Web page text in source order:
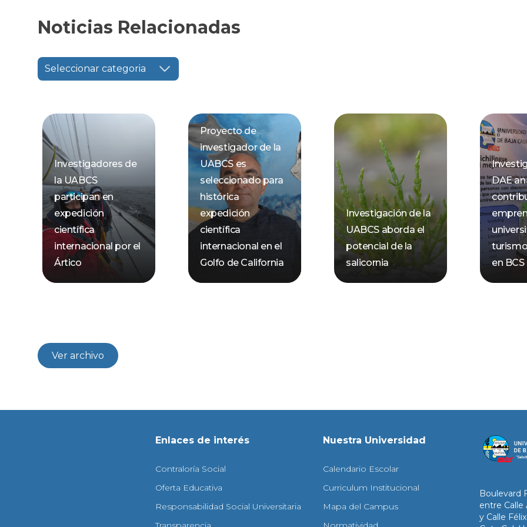
Noticias Relacionadas
Seleccionar categoria
Investigadores de
la UABCS
participan en
expedición
científica
internacional por el
Ártico
Proyecto de
investigador de la
UABCS es
seleccionado para
histórica
expedición
científica
internacional en el
Golfo de California
Investigación de la
UABCS aborda el
potencial de la
salicornia
DAE
en BCS
Ver archivo
Enlaces de interés
Contraloría Social
Oferta Educativa
Responsabilidad Social Universitaria
Nuestra Universidad
Calendario Escolar
Curriculum Institucional
Mapa del Campus
Boulevard
entre Calle
y Calle